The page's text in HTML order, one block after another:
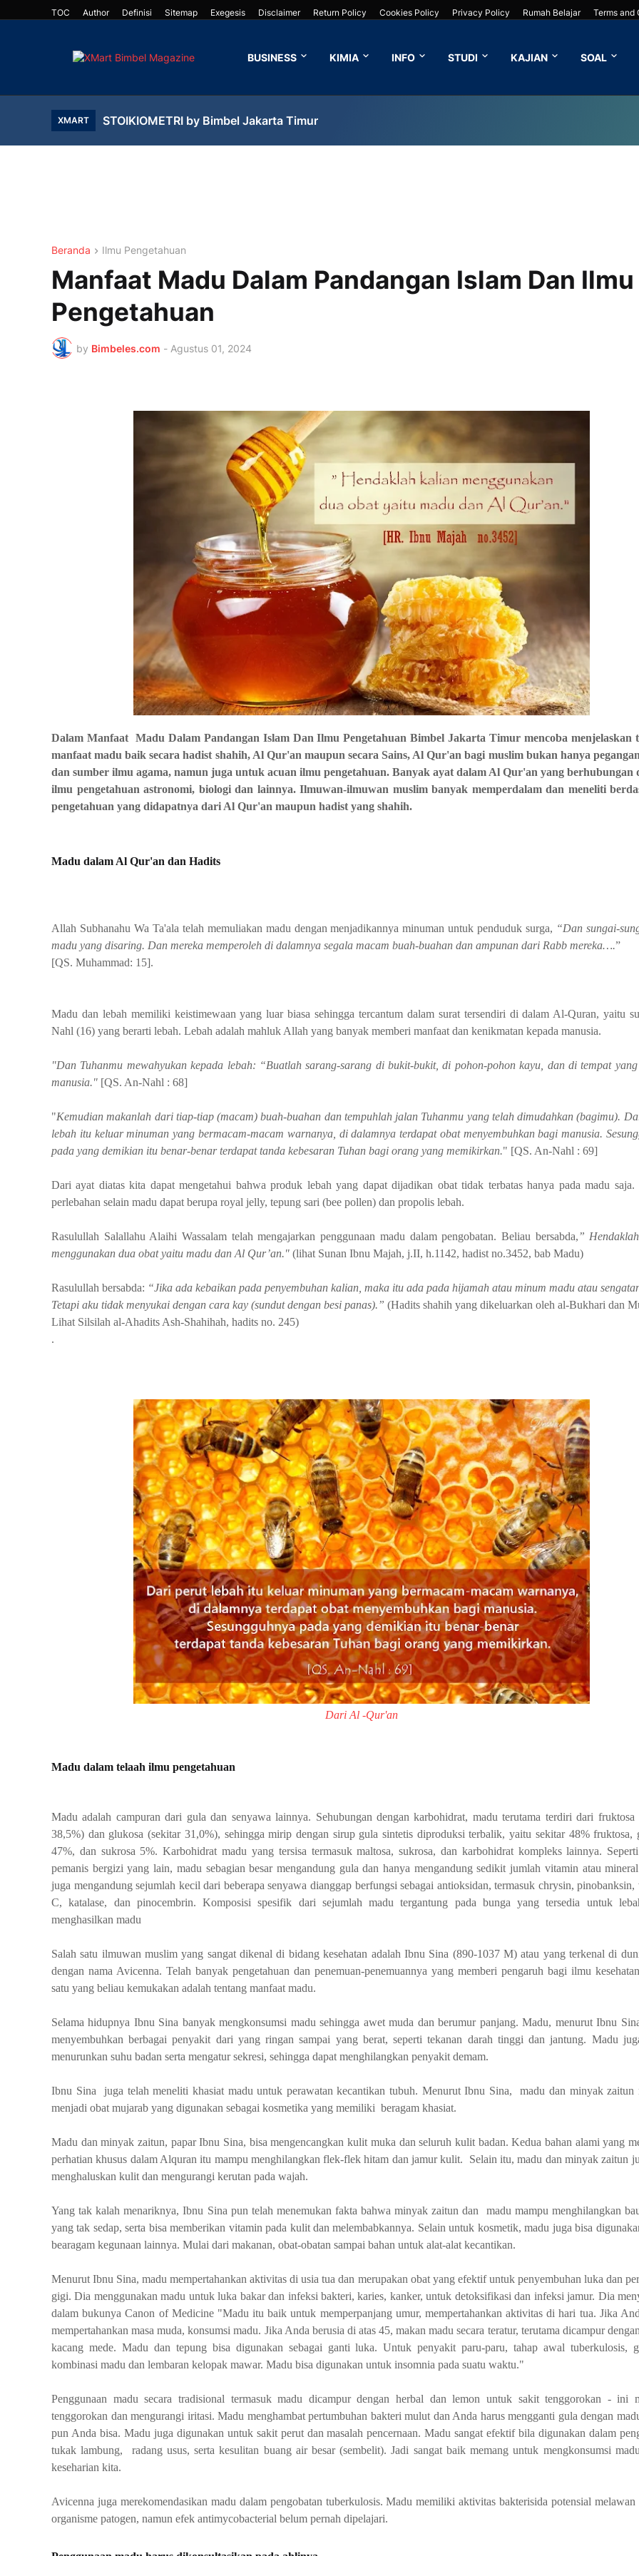
TOC Author Definisi Sitemap Exegesis Disclaimer Return Policy Cookies Policy Privacy Policy Rumah Belajar Terms and
BUSINESS KIMIA INFO STUDI KAJIAN SOAL
XMART STOIKIOMETRI by Bimbel Jakarta Timur
Beranda Ilmu Pengetahuan
Manfaat Madu Dalam Pandangan Islam Dan Ilmu
Pengetahuan
by Bimbeles.com - Agustus 01, 2024
Dalam Manfaat Madu Dalam Pandangan Islam Dan Ilmu Pengetahuan Bimbel Jakarta Timur mencoba menjelaskan
manfaat madu baik secara hadist shahih, Al Qur'an maupun secara Sains, Al Qur'an bagi muslim bukan hanya
dan sumber ilmu agama, namun juga untuk acuan ilmu pengetahuan. Banyak ayat dalam Al Qur'an yang berhubungan
ilmu pengetahuan astronomi, biologi dan lainnya. Ilmuwan-ilmuwan muslim banyak memperdalam dan meneliti
pengetahuan yang didapatnya dari Al Qur'an maupun hadist yang shahih.
Madu dalam Al Qur'an dan Hadits
Allah Subhanahu Wa Ta'ala telah memuliakan madu dengan menjadikannya minuman untuk penduduk surga, “Dan sungai-
madu yang disaring. Dan mereka memperoleh di dalamnya segala macam buah-buahan dan ampunan dari Rabb mereka….”
[QS. Muhammad: 15].
Madu dan lebah memiliki keistimewaan yang luar biasa sehingga tercantum dalam surat tersendiri di dalam Al-Quran, yaitu
Nahl (16) yang berarti lebah. Lebah adalah mahluk Allah yang banyak memberi manfaat dan kenikmatan kepada manusia.
"Dan Tuhanmu mewahyukan kepada lebah: “Buatlah sarang-sarang di bukit-bukit, di pohon-pohon kayu, dan di tempat
manusia." [QS. An-Nahl : 68]
"Kemudian makanlah dari tiap-tiap (macam) buah-buahan dan tempuhlah jalan Tuhanmu yang telah dimudahkan (bagimu).
lebah itu keluar minuman yang bermacam-macam warnanya, di dalamnya terdapat obat menyembuhkan bagi manusia.
pada yang demikian itu benar-benar terdapat tanda kebesaran Tuhan bagi orang yang memikirkan." [QS. An-Nahl : 69]
Dari ayat diatas kita dapat mengetahui bahwa produk lebah yang dapat dijadikan obat tidak terbatas hanya pada madu saja.
perlebahan selain madu dapat berupa royal jelly, tepung sari (bee pollen) dan propolis lebah.
Rasulullah Salallahu Alaihi Wassalam telah mengajarkan penggunaan madu dalam pengobatan. Beliau bersabda,”
menggunakan dua obat yaitu madu dan Al Qur’an." (lihat Sunan Ibnu Majah, j.II, h.1142, hadist no.3452, bab Madu)
Rasulullah bersabda: “Jika ada kebaikan pada penyembuhan kalian, maka itu ada pada hijamah atau minum madu atau
Tetapi aku tidak menyukai dengan cara kay (sundut dengan besi panas).” (Hadits shahih yang dikeluarkan oleh al-Bukhari dan
Lihat Silsilah al-Ahadits Ash-Shahihah, hadits no. 245)
.
Dari Al -Qur'an
Madu dalam telaah ilmu pengetahuan
Madu adalah campuran dari gula dan senyawa lainnya. Sehubungan dengan karbohidrat, madu terutama terdiri dari fruktosa
38,5%) dan glukosa (sekitar 31,0%), sehingga mirip dengan sirup gula sintetis diproduksi terbalik, yaitu sekitar 48% fruktosa,
47%, dan sukrosa 5%. Karbohidrat madu yang tersisa termasuk maltosa, sukrosa, dan karbohidrat kompleks lainnya.
pemanis bergizi yang lain, madu sebagian besar mengandung gula dan hanya mengandung sedikit jumlah vitamin atau
juga mengandung sejumlah kecil dari beberapa senyawa dianggap berfungsi sebagai antioksidan, termasuk chrysin,
C, katalase, dan pinocembrin. Komposisi spesifik dari sejumlah madu tergantung pada bunga yang tersedia untuk
menghasilkan madu
Salah satu ilmuwan muslim yang sangat dikenal di bidang kesehatan adalah Ibnu Sina (890-1037 M)atau yang terkenal di
dengan nama Avicenna. Telah banyak pengetahuan dan penemuan-penemuannya yang memberi pengaruh bagi ilmu
satu yang beliau kemukakan adalah tentang manfaat madu.
Selama hidupnya Ibnu Sina banyak mengkonsumsi madu sehingga awet muda dan berumur panjang. Madu, menurut Ibnu
menyembuhkan berbagai penyakit dari yang ringan sampai yang berat, seperti tekanan darah tinggi dan jantung. Madu
menurunkan suhu badan serta mengatur sekresi, sehingga dapat menghilangkan penyakit demam.
Ibnu Sina juga telah meneliti khasiat madu untuk perawatan kecantikan tubuh. Menurut Ibnu Sina, madu dan minyak zaitun
menjadi obat mujarab yang digunakan sebagai kosmetika yang memiliki beragam khasiat.
Madu dan minyak zaitun, papar Ibnu Sina, bisa mengencangkan kulit muka dan seluruh kulit badan. Kedua bahan alami yang
perhatian khusus dalam Alquran itu mampu menghilangkan flek-flek hitam dan jamur kulit. Selain itu, madu dan minyak zaitun
menghaluskan kulit dan mengurangi kerutan pada wajah.
Yang tak kalah menariknya, Ibnu Sina pun telah menemukan fakta bahwa minyak zaitun dan madu mampu menghilangkan
yang tak sedap, serta bisa memberikan vitamin pada kulit dan melembabkannya. Selain untuk kosmetik, madu juga bisa
bearagam kegunaan lainnya. Mulai dari makanan, obat-obatan sampai bahan untuk alat-alat kecantikan.
Menurut Ibnu Sina, madu mempertahankan aktivitas di usia tua dan merupakan obat yang efektif untuk penyembuhan luka dan
gigi. Dia menggunakan madu untuk luka bakar dan infeksi bakteri, karies, kanker, untuk detoksifikasi dan infeksi jamur. Dia
dalam bukunya Canon of Medicine "Madu itu baik untuk memperpanjang umur, mempertahankan aktivitas di hari tua. Jika
mempertahankan masa muda, konsumsi madu. Jika Anda berusia di atas 45, makan madu secara teratur, terutama dicampur
kacang mede. Madu dan tepung bisa digunakan sebagai ganti luka. Untuk penyakit paru-paru, tahap awal tuberkulosis,
kombinasi madu dan lembaran kelopak mawar. Madu bisa digunakan untuk insomnia pada suatu waktu."
Penggunaan madu secara tradisional termasuk madu dicampur dengan herbal dan lemon untuk sakit tenggorokan - ini
tenggorokan dan mengurangi iritasi. Madu menghambat pertumbuhan bakteri mulut dan Anda harus mengganti gula dengan
pun Anda bisa. Madu juga digunakan untuk sakit perut dan masalah pencernaan. Madu sangat efektif bila digunakan dalam
tukak lambung,
radang usus, serta kesulitan buang air besar (sembelit). Jadi sangat baik memang untuk mengkonsumsi
keseharian kita.
Avicenna juga merekomendasikan madu dalam pengobatan tuberkulosis. Madu memiliki aktivitas bakterisida potensial melawan
organisme patogen, namun efek antimycobacterial belum pernah dipelajari.